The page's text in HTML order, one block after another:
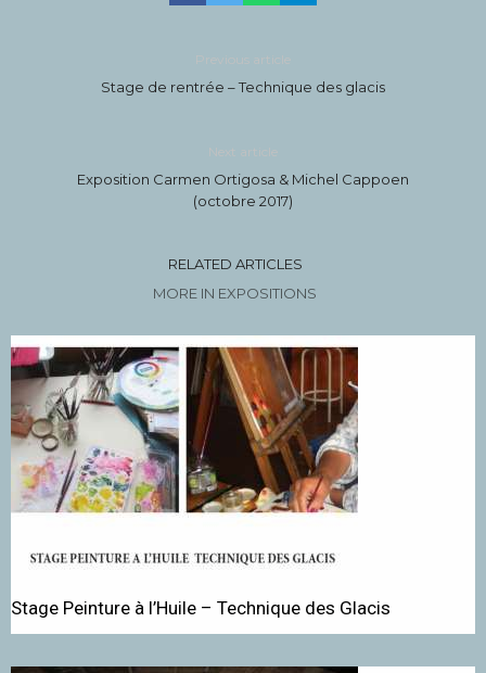
Previous article
Stage de rentrée – Technique des glacis
Next article
Exposition Carmen Ortigosa & Michel Cappoen
(octobre 2017)
RELATED ARTICLES
MORE IN EXPOSITIONS
Stage Peinture à l’Huile – Technique des Glacis